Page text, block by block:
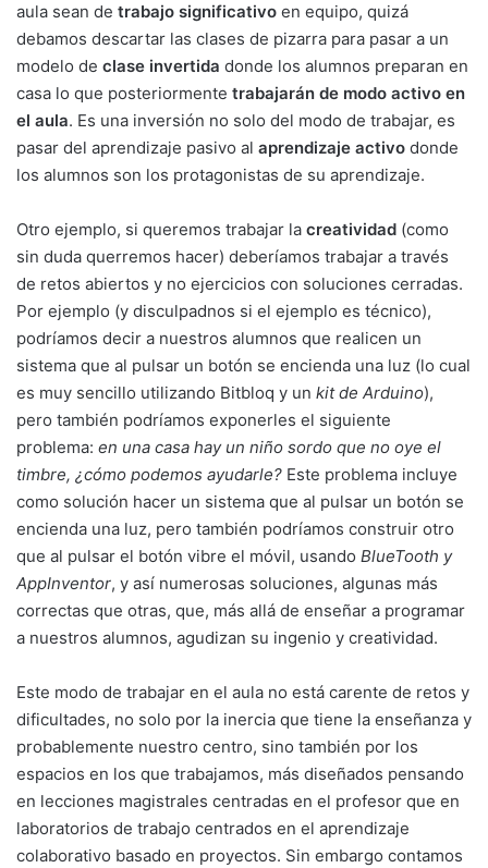
aula sean de trabajo significativo en equipo, quizá
debamos descartar las clases de pizarra para pasar a un
modelo de clase invertida donde los alumnos preparan en
casa lo que posteriormente trabajarán de modo activo en
el aula. Es una inversión no solo del modo de trabajar, es
pasar del aprendizaje pasivo al aprendizaje activo donde
los alumnos son los protagonistas de su aprendizaje.
Otro ejemplo, si queremos trabajar la creatividad (como
sin duda querremos hacer) deberíamos trabajar a través
de retos abiertos y no ejercicios con soluciones cerradas.
Por ejemplo (y disculpadnos si el ejemplo es técnico),
podríamos decir a nuestros alumnos que realicen un
sistema que al pulsar un botón se encienda una luz (lo cual
es muy sencillo utilizando Bitbloq y un kit de Arduino),
pero también podríamos exponerles el siguiente
problema: en una casa hay un niño sordo que no oye el
timbre, ¿cómo podemos ayudarle? Este problema incluye
como solución hacer un sistema que al pulsar un botón se
encienda una luz, pero también podríamos construir otro
que al pulsar el botón vibre el móvil, usando BlueTooth y
AppInventor, y así numerosas soluciones, algunas más
correctas que otras, que, más allá de enseñar a programar
a nuestros alumnos, agudizan su ingenio y creatividad.
Este modo de trabajar en el aula no está carente de retos y
dificultades, no solo por la inercia que tiene la enseñanza y
probablemente nuestro centro, sino también por los
espacios en los que trabajamos, más diseñados pensando
en lecciones magistrales centradas en el profesor que en
laboratorios de trabajo centrados en el aprendizaje
colaborativo basado en proyectos. Sin embargo contamos